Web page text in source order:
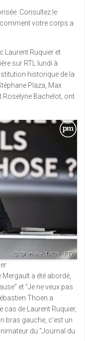
Consultez le
votre corps a
Laurent Ruquier et
sur RTL lundi à
historique de la
Plaza, Max
Roselyne Bachelot, ont
Mergault a été abordé,
et “Je ne veux pas
Thoen a
cas de Laurent Ruquier,
bras gauche, c’est un
du “Journal du